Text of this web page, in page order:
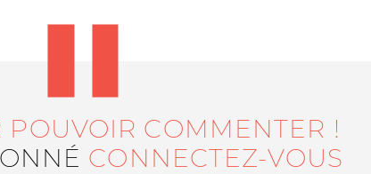
COMMENTER !
CONNECTEZ-VOUS